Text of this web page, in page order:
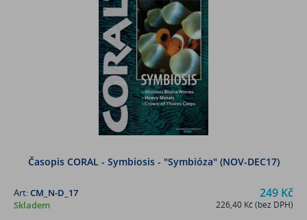
Časopis CORAL - Symbiosis - "Symbióza" (NOV-DEC17)
249 Kč
226,40 Kč (bez DPH)
Art:CM_N-D_17
Skladem